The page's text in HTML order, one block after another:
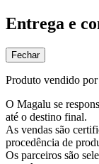
Entrega e
Fechar
Produto vendido
O Magalu se
até o destino final.
As vendas são
procedência de
Os parceiros são